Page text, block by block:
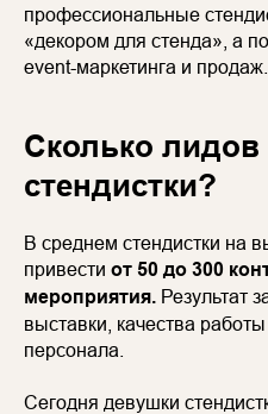
профессиональные
«декором для стенда», а
event-маркетинга и продаж.
Сколько лидов
стендистки?
В среднем стендистки на
привести от 50 до 300
мероприятия. Результат
выставки, качества
персонала.
Сегодня девушки